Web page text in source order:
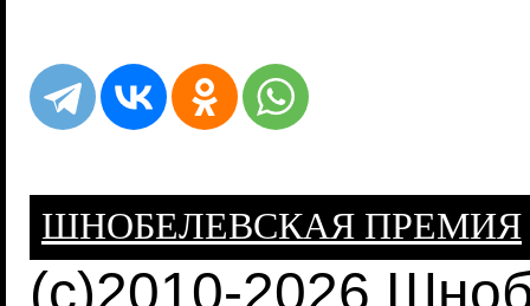
ШНОБЕЛЕВСКАЯ ПРЕМИЯ
(c)2010-2026